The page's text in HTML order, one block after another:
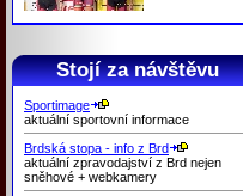
Stojí za návštěvu
Sportimage
aktuální sportovní informace
Brdská stopa - info z Brd
aktuální zpravodajství z Brd nejen
sněhové + webkamery